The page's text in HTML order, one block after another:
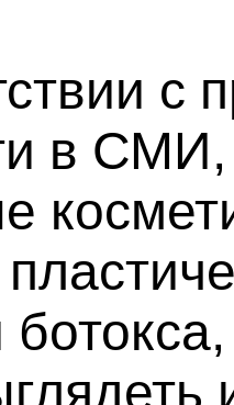
с
в СМИ,